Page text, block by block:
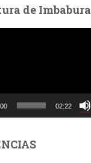
de Imbabura
02:22